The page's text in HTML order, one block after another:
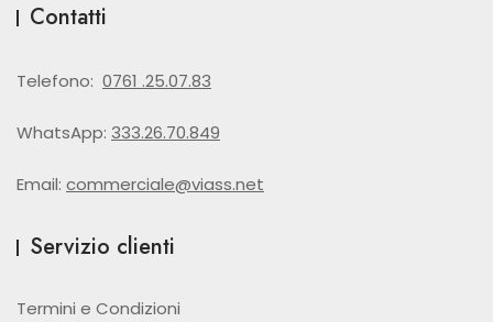
Contatti
Telefono: 0761 .25.07.83
WhatsApp: 333.26.70.849
Email: commerciale@viass.net
Servizio clienti
Termini e Condizioni